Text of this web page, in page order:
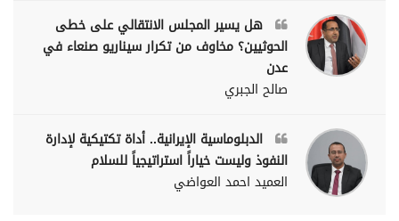
هل يسير المجلس الانتقالي على خطى
الحوثيين؟ مخاوف من تكرار سيناريو صنعاء في
عدن
صالح الجبري
الدبلوماسية الإيرانية.. أداة تكتيكية لإدارة
النفوذ وليست خياراً استراتيجياً للسلام
العميد احمد العواضي